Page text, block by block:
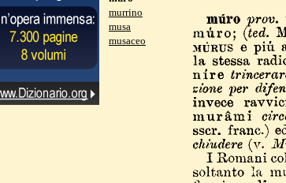
murrino
musa
musaceo